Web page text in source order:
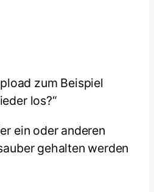
zum Beispiel
los?“
ein oder anderen
gehalten werden